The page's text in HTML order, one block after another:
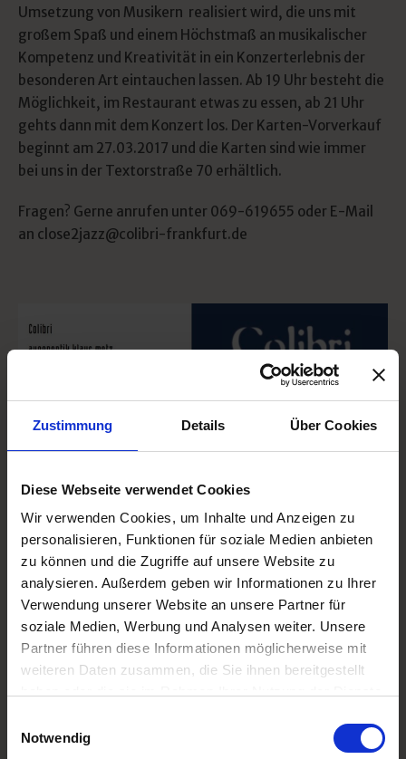
Zustimmung Details Über Cookies
Diese Webseite verwendet Cookies
Wir verwenden Cookies, um Inhalte und Anzeigen zu
personalisieren, Funktionen für soziale Medien anbieten
zu können und die Zugriffe auf unsere Website zu
analysieren. Außerdem geben wir Informationen zu Ihrer
Verwendung unserer Website an unsere Partner für
soziale Medien, Werbung und Analysen weiter. Unsere
Partner führen diese Informationen möglicherweise mit
weiteren Daten zusammen, die Sie ihnen bereitgestellt
Notwendig
Umsetzung von Musikern realisiert wird, die uns mit
großem Spaß und einem Höchstmaß an musikalischer
Kompetenz und Kreativität in ein Konzerterlebnis der
besonderen Art eintauchen lassen. Ab 19 Uhr besteht die
Möglichkeit, im Restaurant etwas zu essen, ab 21 Uhr
gehts dann mit dem Konzert los. Der Karten-Vorverkauf
beginnt am 27.03.2017 und die Karten sind wie immer
bei uns in der Textorstraße 70 erhältlich.
Fragen? Gerne anrufen unter 069-619655 oder E-Mail
an close2jazz@colibri-frankfurt.de